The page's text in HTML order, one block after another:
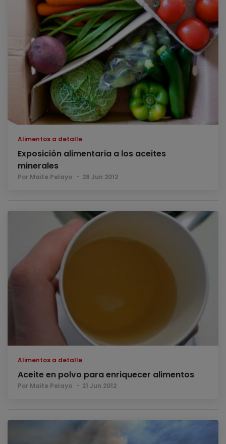
Alimentos a detalle
Exposición alimentaria a los aceites
minerales
Por Maite Pelayo 28 Jun 2012
Alimentos a detalle
Aceite en polvo para enriquecer alimentos
Por Maite Pelayo 21 Jun 2012